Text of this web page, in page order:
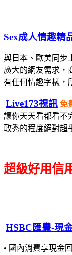
Sex成人情趣精
與日本、歐美同步
廣大的網友需求，
有任何情趣字樣，
Live173視訊 免
讓你天天看都看不
敢秀的程度絕對超
超級好用信
HSBC匯豐-現
• 國內消費享現金